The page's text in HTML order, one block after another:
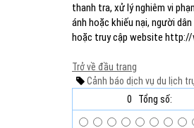
thanh tra, xử lý nghiêm vi
ánh hoặc khiếu nại, người
hoặc truy cập website http://
Trở về đầu trang
Cảnh báo dịch vụ du lịch
0
Tổng số: